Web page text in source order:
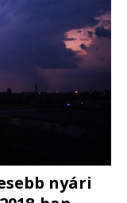
nyári